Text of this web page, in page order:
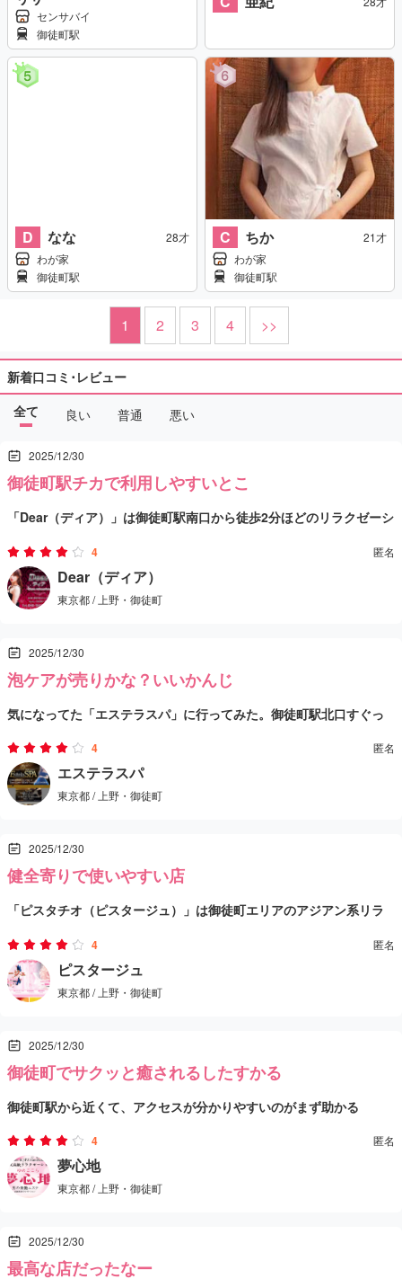
センサバイ
御徒町駅
D なな
28才
わが家
御徒町駅
C ちか
21才
わが家
御徒町駅
1 2 3 4 >>
新着口コミ･レビュー
全て
良い 普通 悪い
2025/12/30
御徒町駅チカで利用しやすいとこ
「Dear（ディア）」は御徒町駅南口から徒歩2分ほどのリラクゼーシ
ョン系のお店で、アクセスの良さがまず魅力。予約して行けば駅か
らすぐ案内してもらえるので、仕事帰りや休憩ついでにも使いやす
い立地です。
セラピストさんは20代～30代前半くらいの方が中心で、スレンダー
で愛想の良い子も多い印象。プロフィールを見ると、マッサージの
されたい」という人には合うかもしれません。
ルを使った施術など、疲れをほぐす流れが整っているようです。対
応の雰囲気も落ち着いていて、ガチャガチャした感じがなく、静か
にリラックスしたい日に向いています。
受付や案内はシンプルで、特に押し付けがましい勧誘などもなく、
落ち着いた対応。店内も「営業感」が少なく、リラクゼーション目
的で入りやすい雰囲気です。
全体として、「強い刺激よりまずは身体をリセットしたい」「静か
にほぐしてほしい」という人にマッチするお店。御徒町〜上野周辺
で、サクッと癒しの時間を過ごしたいときに覚えておくと便利な一
4 匿名
Dear（ディア）
東京都 / 上野・御徒町
2025/12/30
泡ケアが売りかな？いいかんじ
気になってた「エステラスパ」に行ってみた。御徒町駅北口すぐっ
て立地で、思い立った時に寄りやすいのがまず助かる。店の雰囲気
は派手さより“リラックス重視”で、泡を使ったケアが看板っぽい。
施術はベーシックに「疲れを抜く」方向で、静かに過ごしたい日に
流れが分かりやすいから初めてでも構えず入れると思う。
それと、公式にも“風俗店ではない”って明記してるので、変に期待
を盛らずに「癒し目的」で行くと満足しやすい店だと思う。
4 匿名
エステラスパ
東京都 / 上野・御徒町
2025/12/30
健全寄りで使いやすい店
「ピスタチオ（ピスタージュ）」は御徒町エリアのアジアン系リラ
クゼーション店で、御徒町駅北口から徒歩数分、仲御徒町からも行
きやすい立地。営業時間はお昼〜遅めまでで、予定に合わせやすい
のが助かる。
料金も分かりやすく、最安は60分9,000円〜。タイミングによっては
新規向けの割引（全コース2,000円OFF）も出てるみたいで、初回の
ツガツした感じより落ち着いて過ごしたい日に向いてる印象。
+1
御徒町〜上野あたりで、健全寄りにリラックスしたいときの選択肢
として覚えておくと便利な店だと思う。
4 匿名
ピスタージュ
東京都 / 上野・御徒町
2025/12/30
御徒町でサクッと癒されるしたすかる
御徒町駅から近くて、アクセスが分かりやすいのがまず助かる
店は“オイルマッサージでしっかり癒す”系のスタイルで、派手さよ
りも「疲れを抜きたい日に行く店」って感じ。
に流れを作ってくれる”タイプに当たると満足度が一気に上がるや
4 匿名
夢心地
東京都 / 上野・御徒町
2025/12/30
最高な店だったなー